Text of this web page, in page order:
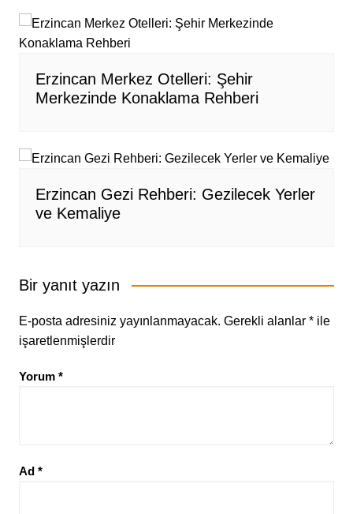
Erzincan Merkez Otelleri: Şehir
Merkezinde Konaklama Rehberi
Erzincan Gezi Rehberi: Gezilecek Yerler
ve Kemaliye
Bir yanıt yazın
E-posta adresiniz yayınlanmayacak. Gerekli alanlar *ile
işaretlenmişlerdir
Yorum *
Ad *